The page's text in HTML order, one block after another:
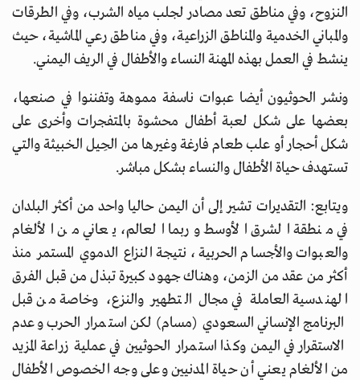
النزوح، وفي مناطق تعد مصادر لجلب مياه الشرب، وفي الطرقات
والمباني الخدمية والمناطق الزراعية، وفي مناطق رعي الماشية، حيث
ينشط في العمل بهذه المهنة النساء والأطفال في الريف اليمني.
ونشر الحوثيون أيضا عبوات ناسفة مموهة وتفننوا في صنعها،
بعضها على شكل لعبة أطفال محشوة بالمتفجرات وأخرى على
شكل أحجار أو علب طعام فارغة وغيرها من الحِيل الخبيثة والتي
تستهدف حياة الأطفال والنساء بشكل مباشر.
ويتابع: التقديرات تشير إلى أن اليمن حاليا واحد من أكثر البلدان
في منطقة الشرق الأوسط وربما العالم، يعاني من الألغام
والعبوات والأجسام الحربية، نتيجة النزاع الدموي المستمر منذ
أكثر من عقد من الزمن، وهناك جهود كبيرة تبذل من قبل الفرق
الهندسية العاملة في مجال التطهير والنزع، وخاصة من قبل
البرنامج الإنساني السعودي (مسام) لكن استمرار الحرب وعدم
الاستقرار في اليمن وكذا استمرار الحوثيين في عملية زراعة المزيد
من الألغام يعني أن حياة المدنيين وعلى وجه الخصوص الأطفال